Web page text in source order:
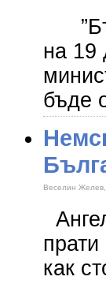
на 19
бъде
Веселин
как